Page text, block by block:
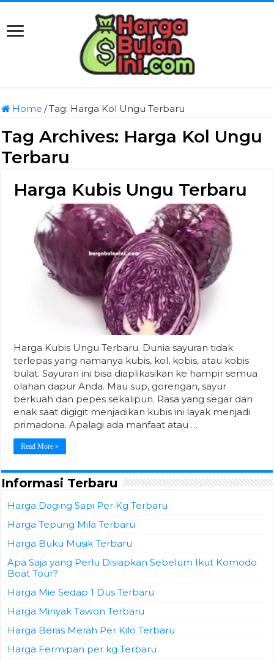
Home /Tag: Harga Kol Ungu Terbaru
Tag Archives: Harga Kol Ungu
Terbaru
Harga Kubis Ungu Terbaru
Harga Kubis Ungu Terbaru. Dunia sayuran tidak
terlepas yang namanya kubis, kol, kobis, atau kobis
bulat. Sayuran ini bisa diaplikasikan ke hampir semua
olahan dapur Anda. Mau sup, gorengan, sayur
berkuah dan pepes sekalipun. Rasa yang segar dan
enak saat digigit menjadikan kubis ini layak menjadi
primadona. Apalagi ada manfaat atau …
Read More »
Informasi Terbaru
Harga Daging Sapi Per Kg Terbaru
Harga Tepung Mila Terbaru
Harga Buku Musik Terbaru
Apa Saja yang Perlu Disiapkan Sebelum Ikut Komodo
Boat Tour?
Harga Mie Sedap 1 Dus Terbaru
Harga Minyak Tawon Terbaru
Harga Beras Merah Per Kilo Terbaru
Harga Fermipan per kg Terbaru